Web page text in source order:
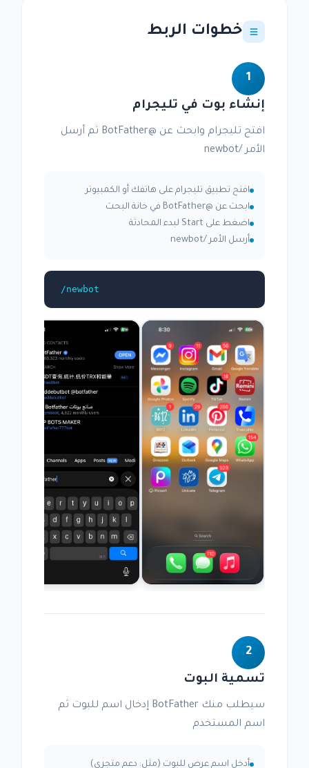
خطوات الربط
1
إنشاء بوت في تليجرام
افتح تليجرام وابحث عن @BotFather ثم أرسل
الأمر /newbot
افتح تطبيق تليجرام على هاتفك أو الكمبيوتر
ابحث عن @BotFather في خانة البحث
اضغط على Start لبدء المحادثة
أرسل الأمر /newbot
/newbot
2
تسمية البوت
سيطلب منك BotFather إدخال اسم للبوت ثم
اسم المستخدم
أدخل اسم عرض للبوت (مثل: دعم متجري)